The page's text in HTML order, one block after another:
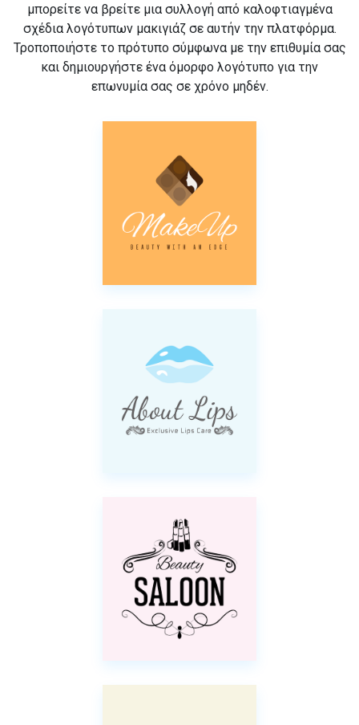
μπορείτε να βρείτε μια συλλογή από καλοφτιαγμένα
σχέδια λογότυπων μακιγιάζ σε αυτήν την πλατφόρμα.
Τροποποιήστε το πρότυπο σύμφωνα με την επιθυμία σας
και δημιουργήστε ένα όμορφο λογότυπο για την
επωνυμία σας σε χρόνο μηδέν.